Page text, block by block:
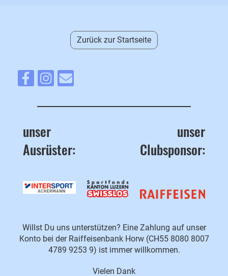
Zurück zur Startseite
unser
Ausrüster:
unser
Clubsponsor:
Willst Du uns unterstützen? Eine Zahlung auf unser
Konto bei der Raiffeisenbank Horw (CH55 8080 8007
4789 9253 9) ist immer willkommen.
Vielen Dank